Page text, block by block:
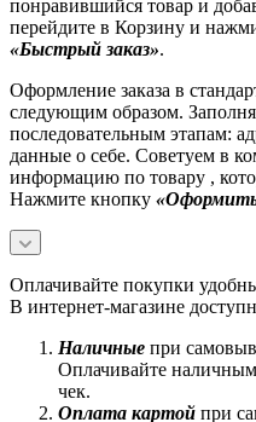
понравившийся товар и
перейдите в Корзину и
«Быстрый заказ».
Оформление заказа в
следующим образом.
последовательным этапам:
данные о себе. Советуем в
информацию по товару ,
Нажмите кнопку «Оформить
Оплачивайте покупки
В интернет-магазине
Наличные при
Оплачивайте
чек.
Оплата картой при